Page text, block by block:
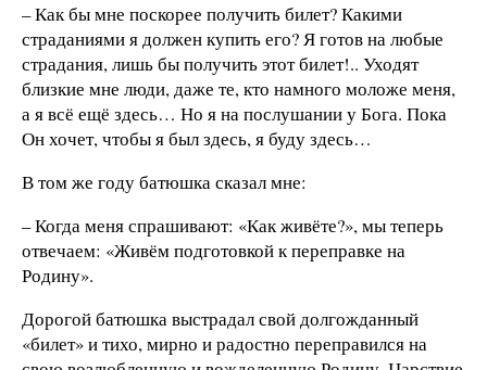
– Как бы мне поскорее получить билет? Какими
страданиями я должен купить его? Я готов на любые
страдания, лишь бы получить этот билет!.. Уходят
близкие мне люди, даже те, кто намного моложе меня,
а я всё ещё здесь… Но я на послушании у Бога. Пока
Он хочет, чтобы я был здесь, я буду здесь…
В том же году батюшка сказал мне:
– Когда меня спрашивают: «Как живёте?», мы теперь
отвечаем: «Живём подготовкой к переправке на
Родину».
Дорогой батюшка выстрадал свой долгожданный
«билет» и тихо, мирно и радостно переправился на